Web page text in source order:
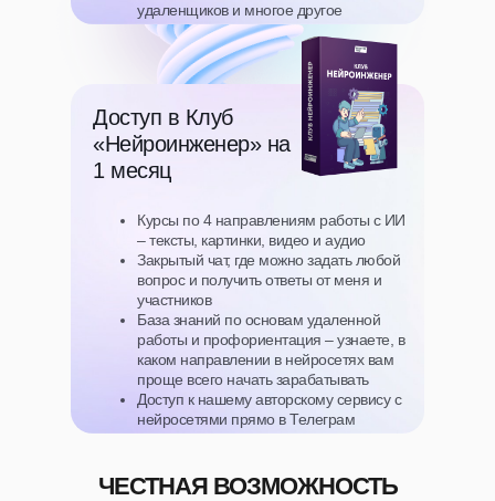
удаленщиков и многое другое
Доступ в Клуб
«Нейроинженер» на
1 месяц
Курсы по 4 направлениям работы с ИИ
– тексты, картинки, видео и аудио
Закрытый чат, где можно задать любой
вопрос и получить ответы от меня и
участников
База знаний по основам удаленной
работы и профориентация – узнаете, в
каком направлении в нейросетях вам
проще всего начать зарабатывать
Доступ к нашему авторскому сервису с
нейросетями прямо в Телеграм
ЧЕСТНАЯ ВОЗМОЖНОСТЬ